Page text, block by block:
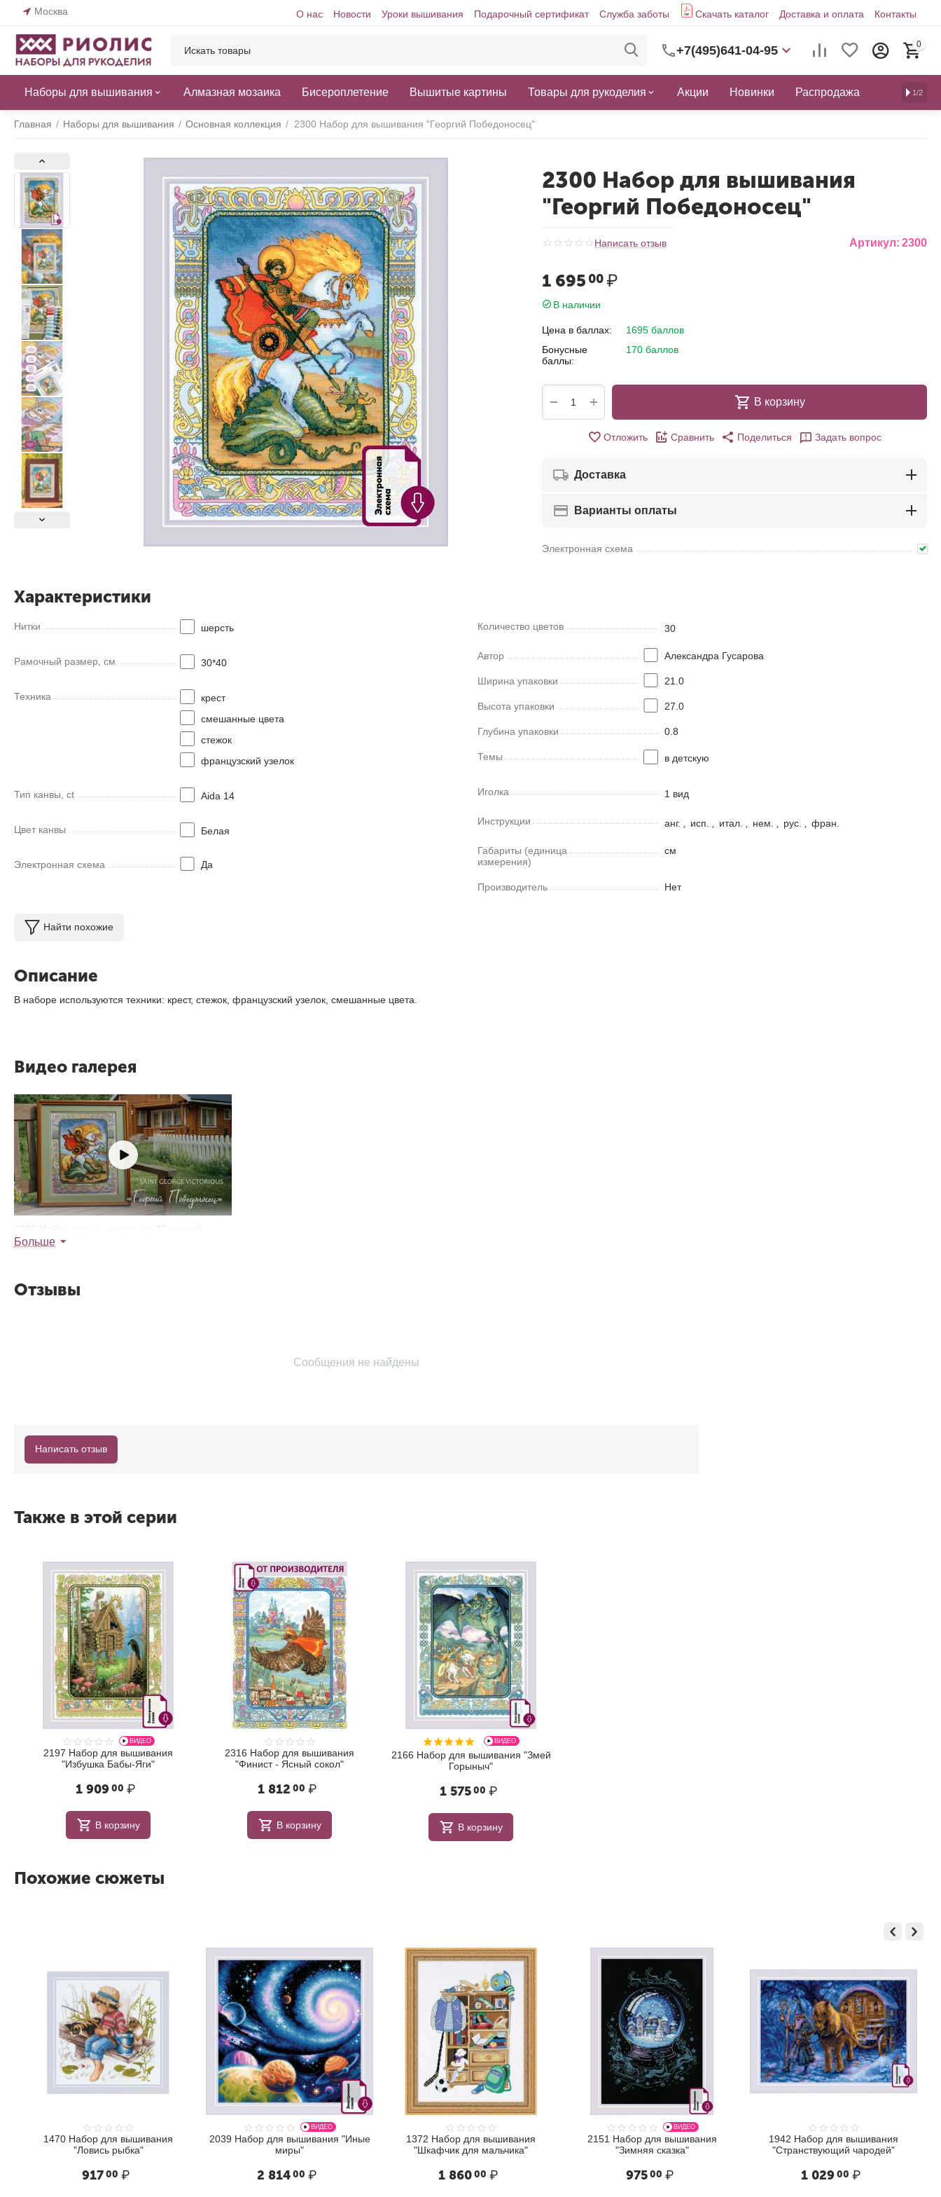
Москва О нас Новости Уроки вышивания Подарочный сертификат Служба заботы Скачать каталог Доставка и оплата Контакты
+7(495)641-04-95 0
Наборы для вышивания Алмазная мозаика Бисероплетение Вышитые картины Товары для рукоделия Акции Новинки Распродажа 1/2
Главная / Наборы для вышивания / Основная коллекция / 2300 Набор для вышивания "Георгий Победоносец"
2300 Набор для вышивания
"Георгий Победоносец"
Написать отзыв Артикул: 2300
1 695 00₽
В наличии
Цена в баллах:
1695 баллов
Бонусные
баллы:
170 баллов
+
− В корзину
Отложить Сравнить Поделиться Задать вопрос
Доставка
Варианты оплаты
Электронная схема
Характеристики
Нитки шерсть
Рамочный размер, см 30*40
Техника
крест
смешанные цвета
стежок
французский узелок
Тип канвы, ct Aida 14
Цвет канвы Белая
Электронная схема Да
Количество цветов 30
Автор Александра Гусарова
Ширина упаковки 21.0
Высота упаковки 27.0
Глубина упаковки 0.8
Темы в детскую
Иголка 1 вид
Инструкции анг. исп. итал. нем. рус. фран.
Габариты (единица
измерения)
см
Производитель Нет
Найти похожие
Описание
В наборе используются техники: крест, стежок, французский узелок, смешанные цвета.
Видео галерея
Победоносец"
Больше
Отзывы
Сообщения не найдены
Написать отзыв
Также в этой серии
ВИДЕО
2197 Набор для вышивания
"Избушка Бабы-Яги"
1 90900 ₽
В корзину
2316 Набор для вышивания
"Финист - Ясный сокол"
1 812 00 ₽
В корзину
ВИДЕО
2166 Набор для вышивания "Змей
Горыныч"
1 575 00 ₽
В корзину
Похожие сюжеты
Набор для вышивания
"Ловись рыбка"
ВИДЕО
2039 Набор для вышивания "Иные
₽
1372 Набор для вышивания
"Шкафчик для мальчика"
₽
ВИДЕО
2151 Набор для вышивания
"Зимняя сказка"
1942 Набор для вышивания
"Странствующий чародей"
₽